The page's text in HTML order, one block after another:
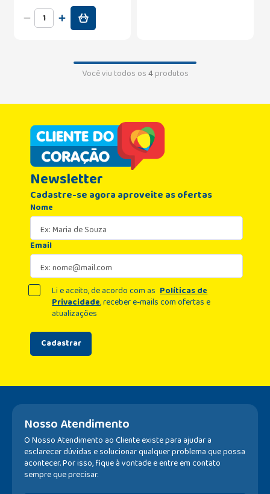
Você viu todos os4produtos
Newsletter
Cadastre-se agora aproveite as ofertas
Nome
Email
Cadastrar
Li e aceito, de acordo com as Políticas de
Privacidade, receber e-mails com ofertas e
atualizações
Nosso Atendimento
O Nosso Atendimento ao Cliente existe para ajudar a
esclarecer dúvidas e solucionar qualquer problema que possa
acontecer. Por isso, fique à vontade e entre em contato
sempre que precisar.